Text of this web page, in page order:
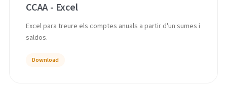
CCAA - Excel
Excel para treure els comptes anuals a partir d'un sumes i
saldos.
Download